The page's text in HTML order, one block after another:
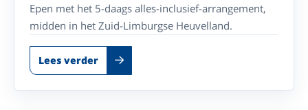
Epen met het 5-daags alles-inclusief-arrangement,
midden in het Zuid-Limburgse Heuvelland.
Lees verder